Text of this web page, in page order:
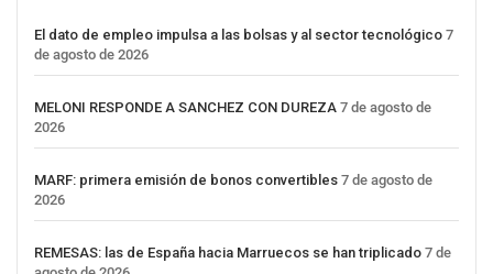
El dato de empleo impulsa a las bolsas y al sector tecnológico 7
de agosto de 2026
MELONI RESPONDE A SANCHEZ CON DUREZA 7 de agosto de
2026
MARF: primera emisión de bonos convertibles 7 de agosto de
2026
REMESAS: las de España hacia Marruecos se han triplicado 7 de